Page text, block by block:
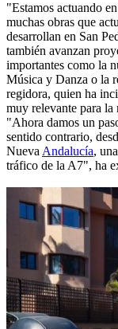
"Estamos actuando
muchas obras que
desarrollan en San
también avanzan
importantes como la
Música y Danza o la
regidora, quien ha
muy relevante para la
"Ahora damos un
sentido contrario,
Nueva Andalucía,
tráfico de la A7", ha